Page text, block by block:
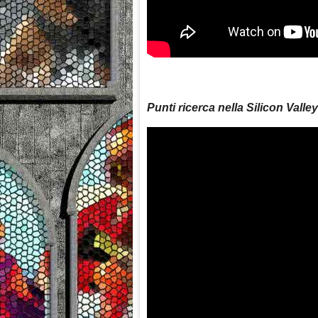
Punti ricerca nella Silicon